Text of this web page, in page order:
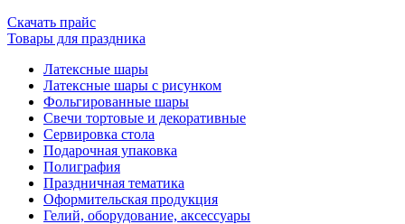
Скачать прайс
Товары для праздника
Латексные шары
Латексные шары с рисунком
Фольгированные шары
Свечи тортовые и декоративные
Сервировка стола
Подарочная упаковка
Полиграфия
Праздничная тематика
Оформительская продукция
Гелий, оборудование, аксессуары